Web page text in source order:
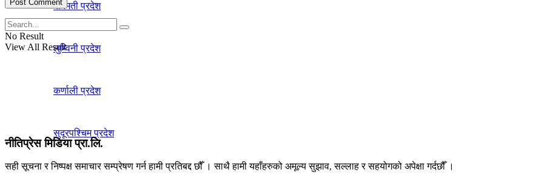
बागमती प्रदेश
लुम्विनी प्रदेश
कर्णाली प्रदेश
सुदूरपश्चिम प्रदेश
No Result
View All Result
नीतिप्रेस मिडिया प्रा.लि.
सही सूचना र निष्पक्ष समाचार सम्प्रेषण गर्न हामी प्रतिबद्द छौँ । साथै हामी यहाँहरुको अमूल्य सुझाव, सल्लाह र सहयोगको अपेक्षा गर्दछौँ ।